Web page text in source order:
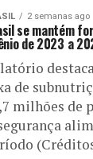
2 semanas ago
se mantém
de 2023 a
de
milhões de